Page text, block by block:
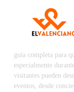
guía completa para
especialmente
visitantes pueden
eventos, desde